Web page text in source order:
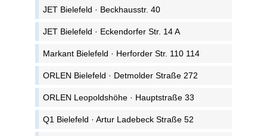
JET Bielefeld · Beckhausstr. 40
JET Bielefeld · Eckendorfer Str. 14 A
Markant Bielefeld · Herforder Str. 110 114
ORLEN Bielefeld · Detmolder Straße 272
ORLEN Leopoldshöhe · Hauptstraße 33
Q1 Bielefeld · Artur Ladebeck Straße 52